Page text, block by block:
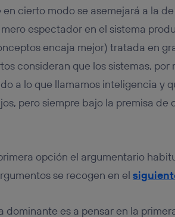
cierto modo se asemejará a la
espectador en el sistema
encaja mejor) tratada en
consideran que los sistemas, por
a lo que llamamos inteligencia y
pero siempre bajo la premisa de
opción el argumentario
se recogen en el
dominante es a pensar en la